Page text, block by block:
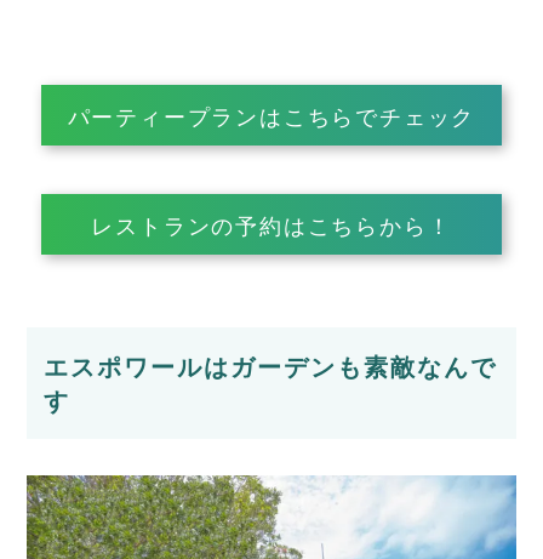
パーティープランはこちらでチェック
レストランの予約はこちらから！
エスポワールはガーデンも素敵なんで
す